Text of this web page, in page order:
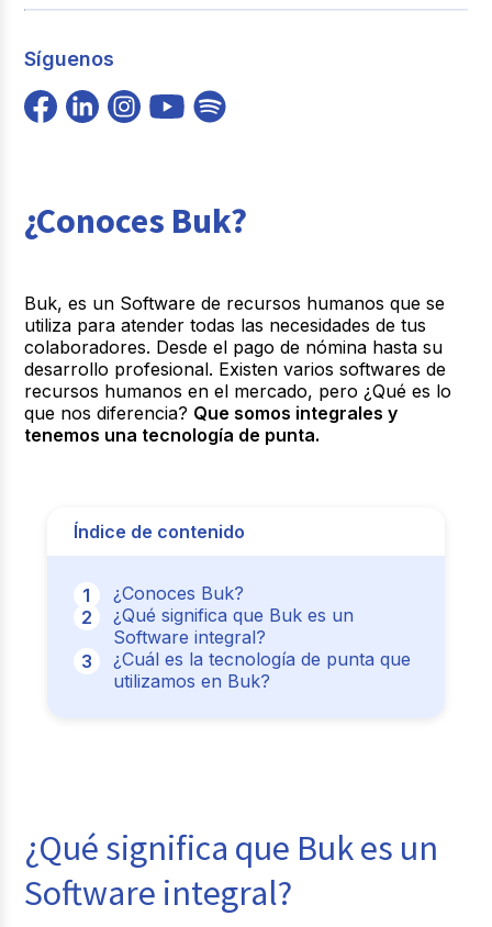
Síguenos
¿Conoces Buk?
Buk, es un Software de recursos humanos que se
utiliza para atender todas las necesidades de tus
colaboradores. Desde el pago de nómina hasta su
desarrollo profesional. Existen varios softwares de
recursos humanos en el mercado, pero ¿Qué es lo
que nos diferencia? Que somos integrales y
tenemos una tecnología de punta.
Índice de contenido
¿Conoces Buk?
¿Qué significa que Buk es un
Software integral?
¿Cuál es la tecnología de punta que
utilizamos en Buk?
¿Qué significa que Buk es un
Software integral?